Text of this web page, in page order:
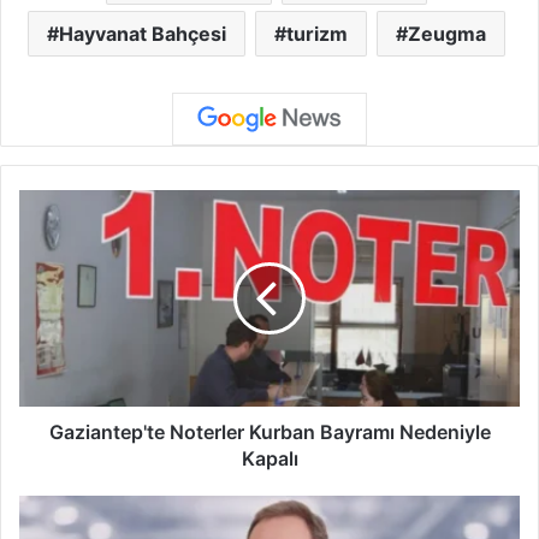
Hayvanat Bahçesi turizm Zeugma
p
o
Gaziantep'te Noterler Kurban Bayramı Nedeniyle
Kapalı
G
a